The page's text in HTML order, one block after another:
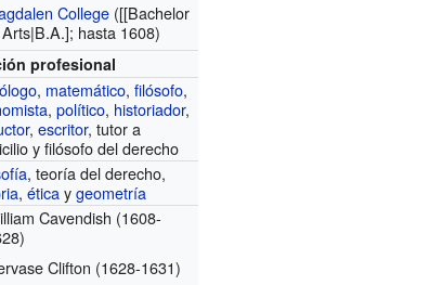
College ([[Bachelor
hasta 1608)
profesional
, matemático,filósofo,
,político, historiador,
,escritor, tutor a
y filósofo del derecho
, teoría del derecho,
,éticaygeometría
Cavendish (1608-
Clifton (1628-1631)